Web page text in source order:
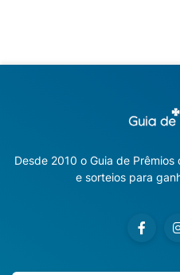
Desde 2010 o Guia de
e sorteios para